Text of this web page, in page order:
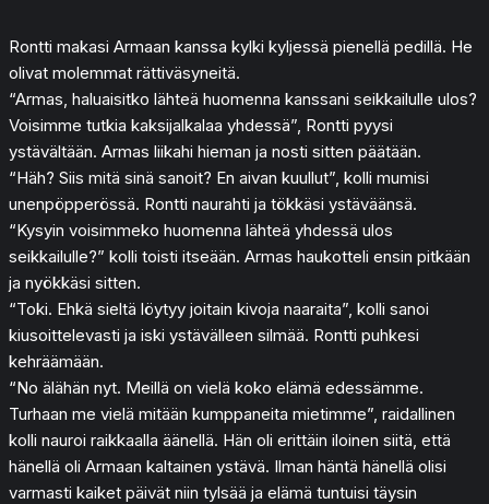
Rontti makasi Armaan kanssa kylki kyljessä pienellä pedillä. He
olivat molemmat rättiväsyneitä.
“Armas, haluaisitko lähteä huomenna kanssani seikkailulle ulos?
Voisimme tutkia kaksijalkalaa yhdessä”, Rontti pyysi
ystävältään. Armas liikahi hieman ja nosti sitten päätään.
“Häh? Siis mitä sinä sanoit? En aivan kuullut”, kolli mumisi
unenpöpperössä. Rontti naurahti ja tökkäsi ystäväänsä.
“Kysyin voisimmeko huomenna lähteä yhdessä ulos
seikkailulle?” kolli toisti itseään. Armas haukotteli ensin pitkään
ja nyökkäsi sitten.
“Toki. Ehkä sieltä löytyy joitain kivoja naaraita”, kolli sanoi
kiusoittelevasti ja iski ystävälleen silmää. Rontti puhkesi
kehräämään.
“No älähän nyt. Meillä on vielä koko elämä edessämme.
Turhaan me vielä mitään kumppaneita mietimme”, raidallinen
kolli nauroi raikkaalla äänellä. Hän oli erittäin iloinen siitä, että
hänellä oli Armaan kaltainen ystävä. Ilman häntä hänellä olisi
varmasti kaiket päivät niin tylsää ja elämä tuntuisi täysin